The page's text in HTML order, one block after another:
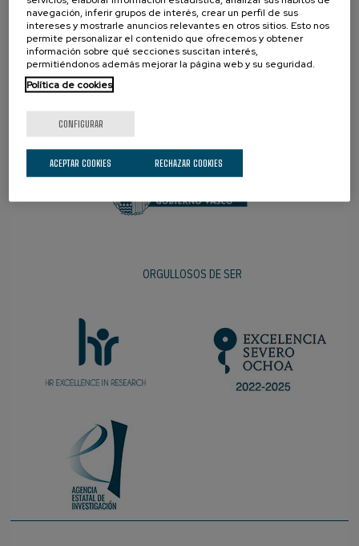
ORGULLOSOS DE SER
navegación, inferir grupos de interés, crear un perfil de sus
intereses y mostrarle anuncios relevantes en otros sitios. Esto nos
permite personalizar el contenido que ofrecemos y obtener
información sobre qué secciones suscitan interés,
permitiéndonos además mejorar la página web y su seguridad.
Política de cookies
CONFIGURAR
RECHAZAR COOKIES
ACEPTAR COOKIES